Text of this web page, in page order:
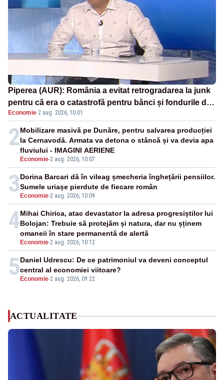
Piperea (AUR): România a evitat retrogradarea la junk
pentru că era o catastrofă pentru bănci și fondurile de
pensii
Economie·2 aug. 2026, 10:01
2
Economie-2 aug. 2026, 10:07
Mobilizare masivă pe Dunăre, pentru salvarea producției
la Cernavodă. Armata va detona o stâncă și va devia apa
fluviului - IMAGINI AERIENE
3 Economie-2 aug. 2026, 10:09
Dorina Barcari dă în vileag șmecheria înghețării pensiilor.
Sumele uriașe pierdute de fiecare român
4
Economie-2 aug. 2026, 10:12
Mihai Chirica, atac devastator la adresa progresiștilor lui
Bolojan: Trebuie să protejăm și natura, dar nu șținem
omaneii în stare permanentă de alertă
5 Economie-2 aug. 2026, 09:22
Daniel Udrescu: De ce patrimoniul va deveni conceptul
central al economiei viitoare?
ACTUALITATE